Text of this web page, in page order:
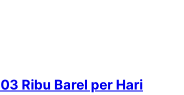
Ribu Barel per Hari